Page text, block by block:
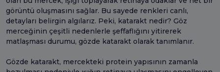
görüntü oluşmasını sağlar. Bu sayede renkleri canlı,
detayları belirgin algılarız. Peki, katarakt nedir? Göz
merceğinin çeşitli nedenlerle şeffaflığını yitirerek
matlaşması durumu, gözde katarakt olarak tanımlanır.
Gözde katarakt, mercekteki protein yapısının zamanla